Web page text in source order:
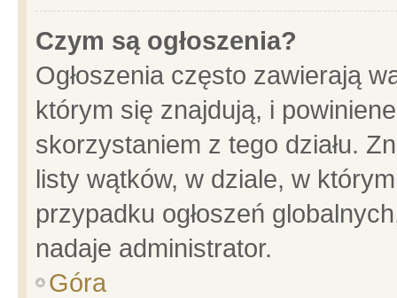
Czym są ogłoszenia?
Ogłoszenia często zawierają
którym się znajdują, i
skorzystaniem z tego działu.
listy wątków, w dziale, w
przypadku ogłoszeń
nadaje administrator.
Góra